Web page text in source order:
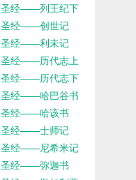
圣经——列王纪下
圣经——创世记
圣经——利未记
圣经——历代志上
圣经——历代志下
圣经——哈巴谷书
圣经——哈该书
圣经——士师记
圣经——尼希米记
圣经——弥迦书